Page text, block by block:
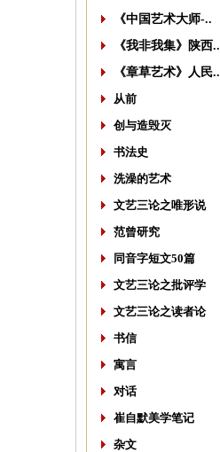
《中国艺术大师-..
《我非我集》陕西..
《章草艺术》人民..
从前
创与造毁灭
书法史
洗澡的艺术
文艺三论之唯形说
范曾研究
同音字短文50篇
文艺三论之批评学
文艺三论之读者论
书信
寓言
对话
崔自默美学笔记
杂文